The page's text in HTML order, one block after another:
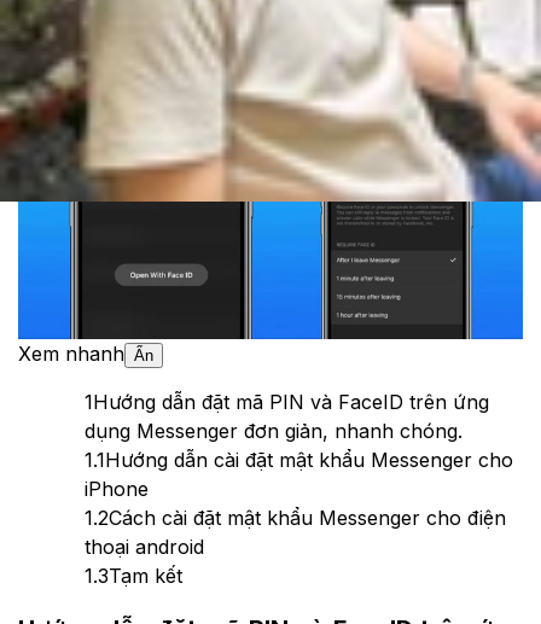
Cập nhật:
16/11/2023
Theo dõi XTMobile trên
Xem nhanh Ẩn
1Hướng dẫn đặt mã PIN và FaceID trên ứng
dụng Messenger đơn giản, nhanh chóng.
1.1Hướng dẫn cài đặt mật khẩu Messenger cho
iPhone
1.2Cách cài đặt mật khẩu Messenger cho điện
thoại android
1.3Tạm kết